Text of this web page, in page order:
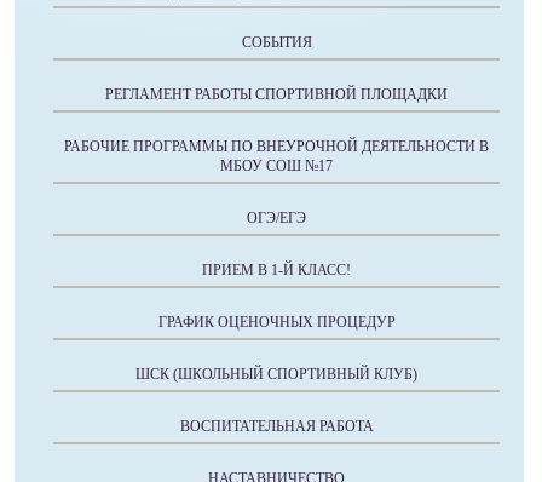
СОБЫТИЯ
РЕГЛАМЕНТ РАБОТЫ СПОРТИВНОЙ ПЛОЩАДКИ
РАБОЧИЕ ПРОГРАММЫ ПО ВНЕУРОЧНОЙ ДЕЯТЕЛЬНОСТИ В
МБОУ СОШ №17
ОГЭ/ЕГЭ
ПРИЕМ В 1-Й КЛАСС!
ГРАФИК ОЦЕНОЧНЫХ ПРОЦЕДУР
ШСК (ШКОЛЬНЫЙ СПОРТИВНЫЙ КЛУБ)
ВОСПИТАТЕЛЬНАЯ РАБОТА
НАСТАВНИЧЕСТВО